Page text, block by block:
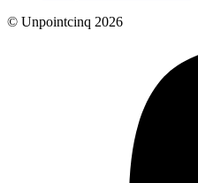
© Unpointcinq 2026